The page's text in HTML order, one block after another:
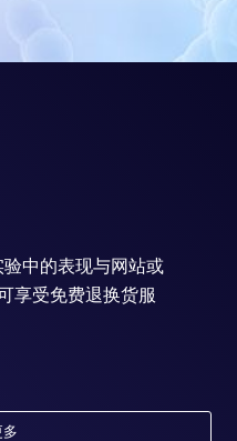
中的表现与网站或
享受免费退换货服